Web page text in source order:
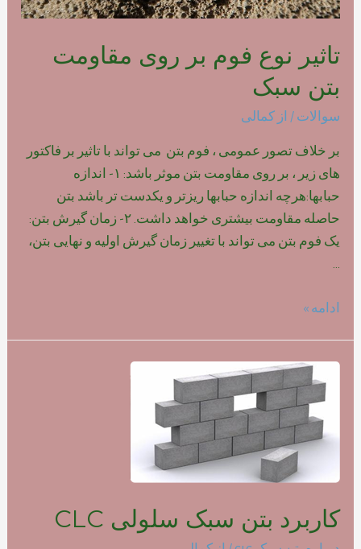
تاثیر نوع فوم بر روی مقاومت
بتن سبک
سوالات / از کمالی
بر خلاف تصور عمومی ، فوم بتن می تواند با تاثیر بر فاکتور
های زیر ، بر روی مقاومت بتن موثر باشد: ۱- اندازه
حبابها:هرچه اندازه حبابها ریزتر و یکدست تر باشد بتن
حاصله مقاومت بیشتری خواهد داشت. ۲- زمان گیرش بتن:
یک فوم بتن می تواند با تغییر زمان گیرش اولیه و نهایی بتن،
تاثیر
روی
مقاومت
بتن
ادامه »
کاربرد بتن سبک سلولی CLC